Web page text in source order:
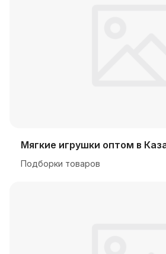
Мягкие игрушки оптом в
Подборки товаров